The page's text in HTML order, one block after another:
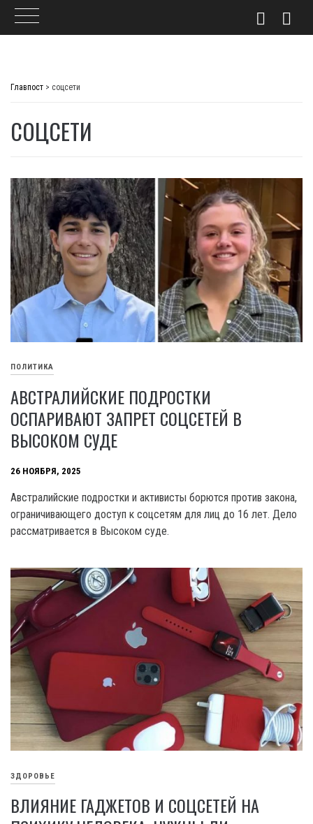
Главпост > соцсети
СОЦСЕТИ
ПОЛИТИКА
АВСТРАЛИЙСКИЕ ПОДРОСТКИ
ОСПАРИВАЮТ ЗАПРЕТ СОЦСЕТЕЙ В
ВЫСОКОМ СУДЕ
26 НОЯБРЯ, 2025
Австралийские подростки и активисты борются против закона,
ограничивающего доступ к соцсетям для лиц до 16 лет. Дело
рассматривается в Высоком суде.
ЗДОРОВЬЕ
ВЛИЯНИЕ ГАДЖЕТОВ И СОЦСЕТЕЙ НА